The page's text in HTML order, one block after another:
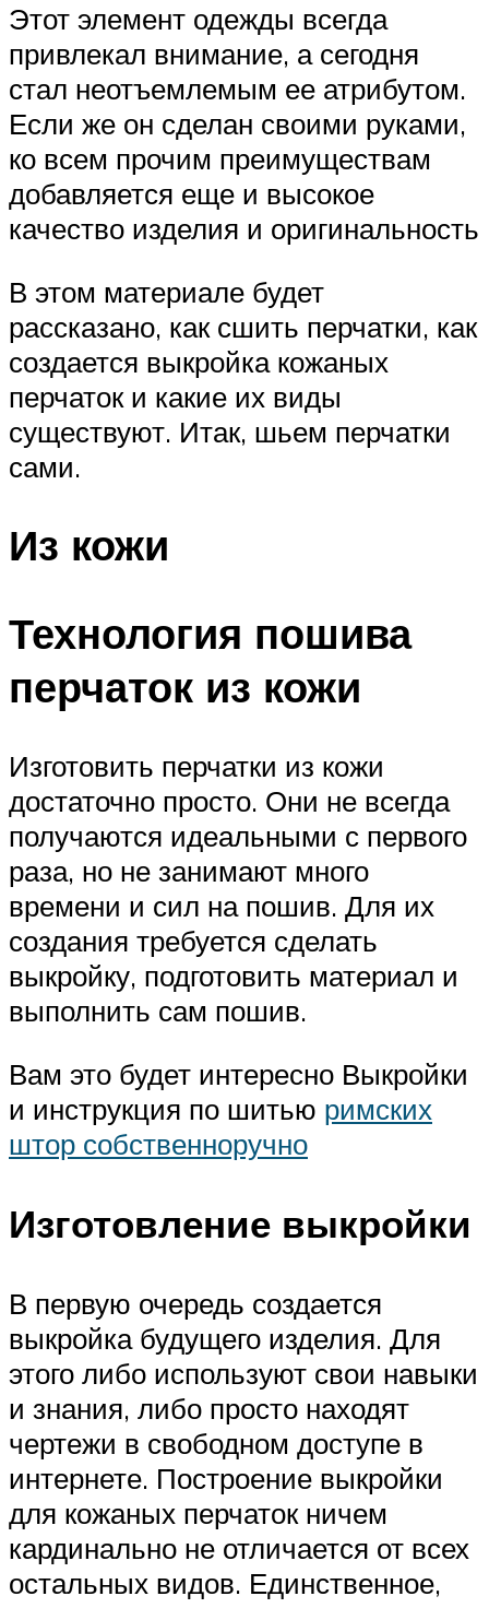
Этот элемент одежды всегда
привлекал внимание, а сегодня
стал неотъемлемым ее атрибутом.
Если же он сделан своими руками,
ко всем прочим преимуществам
добавляется еще и высокое
качество изделия и оригинальность
В этом материале будет
рассказано, как сшить перчатки, как
создается выкройка кожаных
перчаток и какие их виды
существуют. Итак, шьем перчатки
сами.
Из кожи
Технология пошива
перчаток из кожи
Изготовить перчатки из кожи
достаточно просто. Они не всегда
получаются идеальными с первого
раза, но не занимают много
времени и сил на пошив. Для их
создания требуется сделать
выкройку, подготовить материал и
выполнить сам пошив.
Вам это будет интересно Выкройки
и инструкция по шитью римских
штор собственноручно
Изготовление выкройки
В первую очередь создается
выкройка будущего изделия. Для
этого либо используют свои навыки
и знания, либо просто находят
чертежи в свободном доступе в
интернете. Построение выкройки
для кожаных перчаток ничем
кардинально не отличается от всех
остальных видов. Единственное,